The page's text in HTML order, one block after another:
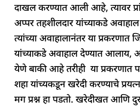
दाखल करण्यात आली आहे, त्यावर
अप्पर तहशीलदार यांच्याकडे अवाहाल
त्यांच्या अवाहालानंतर या प्रकरणात
यांच्याकडे अवाहाल देण्यात आलाय,
येणे बाकी आहे तरीही या प्रकरणात
शहा यांच्यकडून खरेदी करण्याचे
मग प्रश्न हा पडतो. खरेदीखत आणि